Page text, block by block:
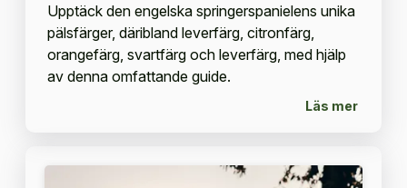
Upptäck den engelska springerspanielens unika
pälsfärger, däribland leverfärg, citronfärg,
orangefärg, svartfärg och leverfärg, med hjälp
av denna omfattande guide.
Läs mer